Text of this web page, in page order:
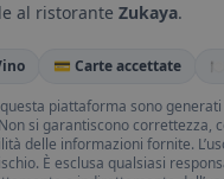
al ristorante Zukaya.
💳 Carte accettate
🍽️
piattaforma sono generati
si garantiscono correttezza,
delle informazioni fornite.
È esclusa qualsiasi